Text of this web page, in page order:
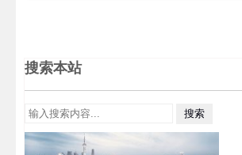
搜索本站